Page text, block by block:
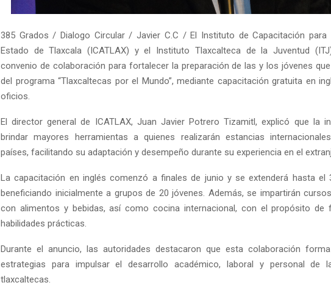
385 Grados / Dialogo Circular / Javier C.C / El Instituto de Capacitación para
Estado de Tlaxcala (ICATLAX) y el Instituto Tlaxcalteca de la Juventud
convenio de colaboración para fortalecer la preparación de las y los jóvenes
del programa “Tlaxcaltecas por el Mundo”, mediante capacitación gratuita en
oficios.
El director general de ICATLAX, Juan Javier Potrero Tizamitl, explicó que la
brindar mayores herramientas a quienes realizarán estancias
países, facilitando su adaptación y desempeño durante su experiencia en el
La capacitación en inglés comenzó a finales de junio y se extenderá hasta el
beneficiando inicialmente a grupos de 20 jóvenes. Además, se impartirán
con alimentos y bebidas, así como cocina internacional, con el propósito de
habilidades prácticas.
Durante el anuncio, las autoridades destacaron que esta colaboración
estrategias para impulsar el desarrollo académico, laboral y personal de
tlaxcaltecas.